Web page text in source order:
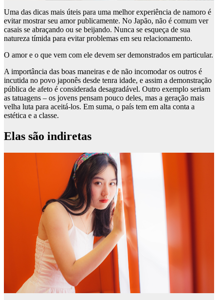
Uma das dicas mais úteis para uma melhor experiência de namoro é
evitar mostrar seu amor publicamente. No Japão, não é comum ver
casais se abraçando ou se beijando. Nunca se esqueça de sua
natureza tímida para evitar problemas em seu relacionamento.
O amor e o que vem com ele devem ser demonstrados em particular.
A importância das boas maneiras e de não incomodar os outros é
incutida no povo japonês desde tenra idade, e assim a demonstração
pública de afeto é considerada desagradável. Outro exemplo seriam
as tatuagens – os jovens pensam pouco deles, mas a geração mais
velha luta para aceitá-los. Em suma, o país tem em alta conta a
estética e a classe.
Elas são indiretas